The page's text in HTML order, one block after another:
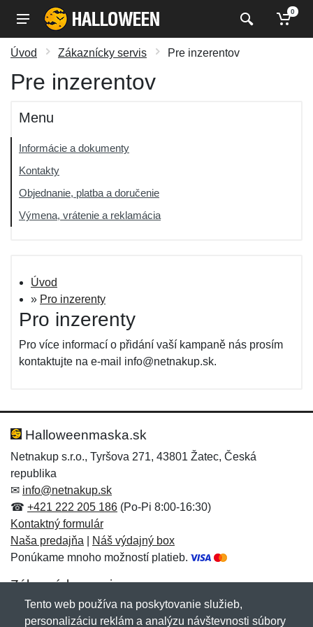
0
Úvod Zákaznícky servis Pre inzerentov
Pre inzerentov
Menu
Informácie a dokumenty
Kontakty
Objednanie, platba a doručenie
Výmena, vrátenie a reklamácia
Úvod
» Pro inzerenty
Pro inzerenty
Pro více informací o přidání vaší kampaně nás prosím
kontaktujte na e-mail info@netnakup.sk.
Halloweenmaska.sk
Netnakup s.r.o., Tyršova 271, 43801 Žatec, Česká
republika
✉ info@netnakup.sk
☎ +421 222 205 186 (Po-Pi 8:00-16:30)
Kontaktný formulár
Naša predajňa
Náš výdajný box
Ponúkame mnoho možností platieb.
Zákaznícky servis
Novinky emailom
Tento web používa na poskytovanie služieb,
personalizáciu reklám a analýzu návštevnosti súbory